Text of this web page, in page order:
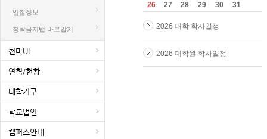
입찰정보
청탁금지법 바로알기
천마UI
연혁/현황
대학기구
학교법인
캠퍼스안내
26
27 28 29 30 31
2026 대학 학사일정
2026 대학원 학사일정